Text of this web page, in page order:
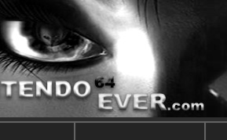
in/home/nintendoju/
in/home/nintendoju/